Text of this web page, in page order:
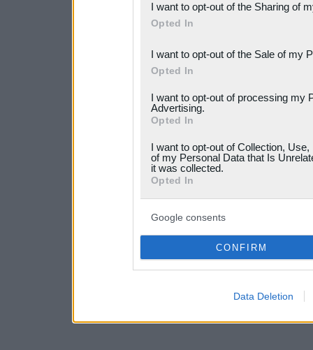
Downstream Participants
third parties.
Please note that this
services and may gather
not limited to your visit or
your data for below
consent section.
I want to opt-out of the Sharing of
Opted In
I want to opt-out of the Sale of my
Opted In
I want to opt-out of processing my
Advertising.
Opted In
I want to opt-out of Collection,
of my Personal Data that Is
it was collected.
Opted In
Google consents
CONFIRM
Data Deletion